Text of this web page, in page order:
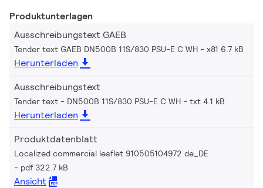
Produktunterlagen
Ausschreibungstext GAEB
Tender text GAEB DN500B 11S/830 PSU-E C WH x81 6.7 kB
Herunterladen
Ausschreibungstext
Tender text - DN500B 11S/830 PSU-E C WH txt 4.1 kB
Herunterladen
Produktdatenblatt
Localized commercial leaflet 910505104972 de_DE
pdf 322.7 kB
Ansicht